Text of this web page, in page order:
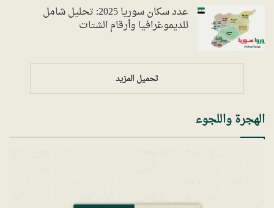
عدد سكان سوريا 2025: تحليل شامل
للديموغرافيا وأرقام الشتات
تحميل المزيد
الهجرة واللجوء